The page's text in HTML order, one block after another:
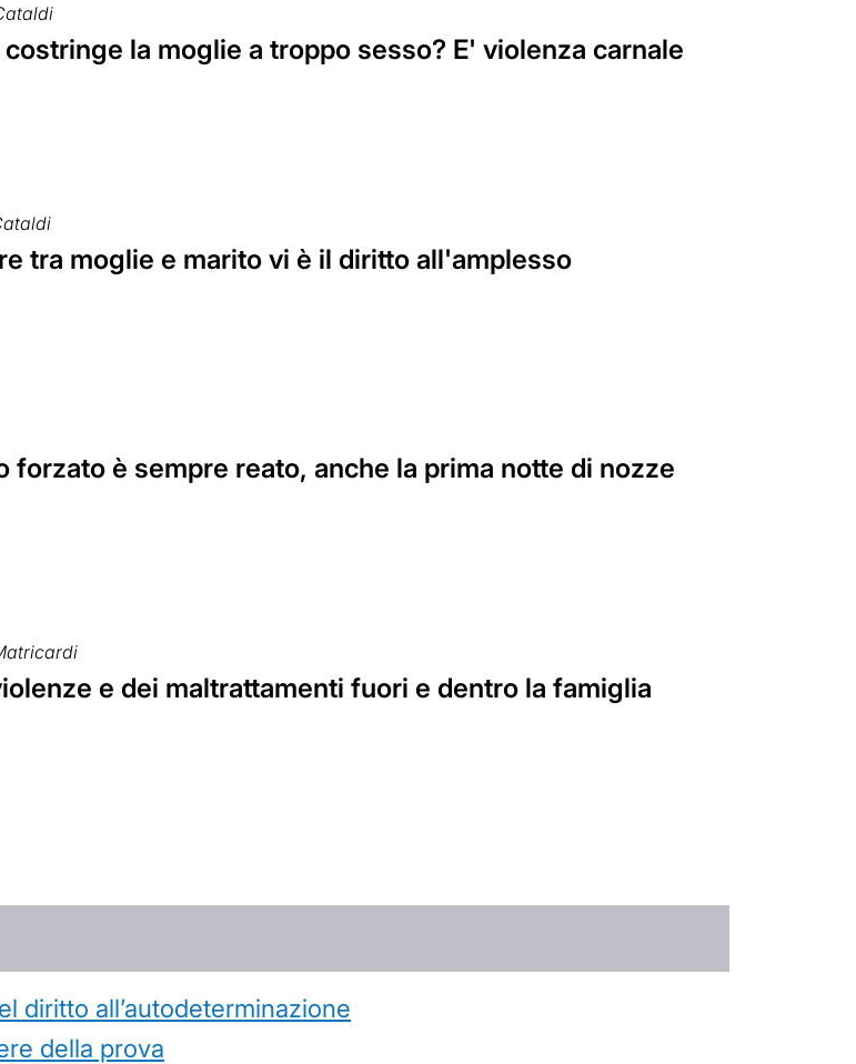
la moglie a troppo sesso? E' violenza carnale
tra moglie e marito vi è il diritto all'amplesso
forzato è sempre reato, anche la prima notte di nozze
e dei maltrattamenti fuori e dentro la famiglia
diritto all’autodeterminazione
della prova